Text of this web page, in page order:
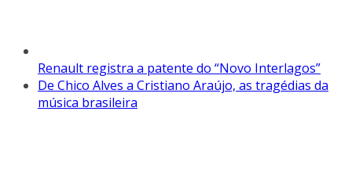
Renault registra a patente do “Novo Interlagos”
De Chico Alves a Cristiano Araújo, as tragédias da
música brasileira